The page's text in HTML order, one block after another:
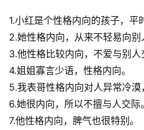
1.小红是个性格内向的孩子，平
2.她性格内向，从来不轻易向别
3.他性格比较内向，不爱与别人
4.姐姐寡言少语，性格内向。
5.我表哥性格内向对人异常冷漠
6.她很内向，所以不擅与人交际。
7.他性格内向，脾气也很特别。